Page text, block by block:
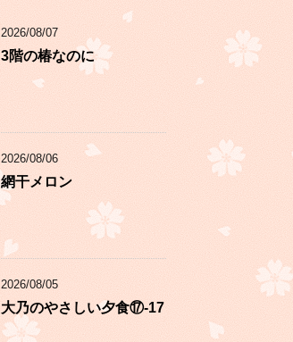
2026/08/07
3階の椿なのに
2026/08/06
網干メロン
2026/08/05
大乃のやさしい夕食⑰-17